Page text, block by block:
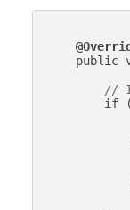
public
//
if